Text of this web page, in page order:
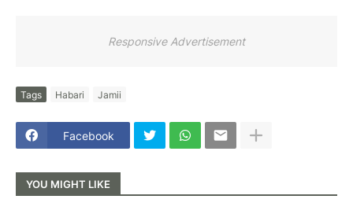
Responsive Advertisement
Tags Habari Jamii
Facebook
YOU MIGHT LIKE